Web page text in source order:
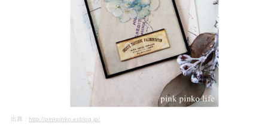
出典： http://pinkpinko.exblog.jp/